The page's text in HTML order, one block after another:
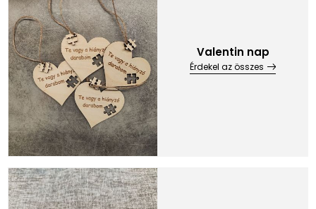
Valentin nap
Érdekel az összes